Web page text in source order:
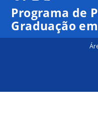
Programa de
Graduação